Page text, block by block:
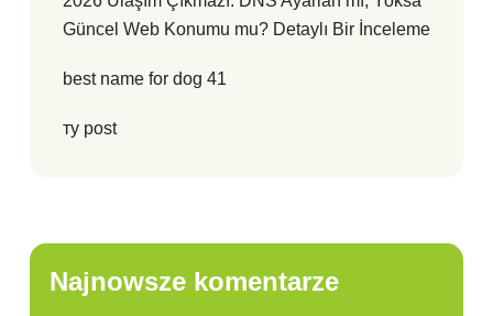
Güncel Web Konumu mu? Detaylı Bir İnceleme
best name for dog 41
ту post
Najnowsze komentarze